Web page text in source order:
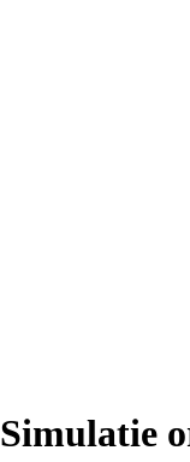
Simulatie